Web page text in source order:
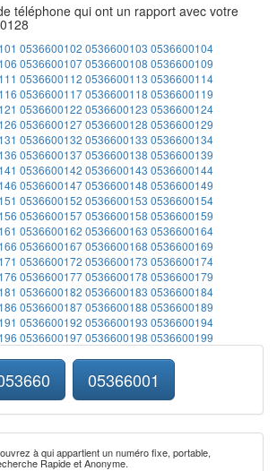
téléphone qui ont un rapport avec votre
0536600102 0536600103 0536600104
05366001070536600108 0536600109
0536600112 0536600113 0536600114
05366001170536600118 0536600119
0536600122 0536600123 0536600124
05366001270536600128 0536600129
0536600132 0536600133 0536600134
05366001370536600138 0536600139
0536600142 0536600143 0536600144
05366001470536600148 0536600149
0536600152 0536600153 0536600154
05366001570536600158 0536600159
0536600162 0536600163 0536600164
05366001670536600168 0536600169
0536600172 0536600173 0536600174
05366001770536600178 0536600179
0536600182 0536600183 0536600184
05366001870536600188 0536600189
0536600192 0536600193 0536600194
05366001970536600198 0536600199
05366001
à qui appartient un numéro fixe, portable,
Rapide et Anonyme.